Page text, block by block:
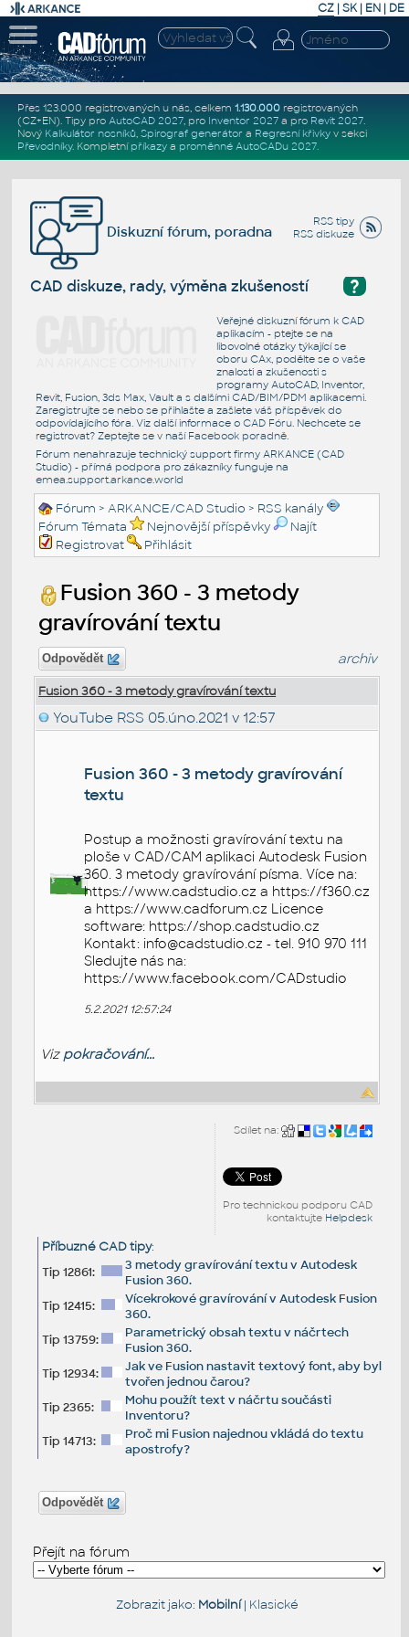
CZ | SK| EN | DE
Přes 123.000 registrovaných u nás, celkem 1.130.000registrovaných
(CZ+EN). Tipy pro AutoCAD 2027, pro Inventor 2027a pro Revit 2027.
Nový Kalkulátor nosníků, Spirograf generátor a Regresní křivkyv sekci
Převodníky. Kompletní příkazya proměnné AutoCADu 2027.
RSS tipy
RSS diskuze
Diskuzní fórum, poradna
?
CAD diskuze, rady, výměna zkušeností
Veřejné diskuzní fórum k CAD
aplikacím - ptejte se na
libovolné otázky týkající se
oboru CAx, podělte se o vaše
znalosti a zkušenosti s
programy AutoCAD, Inventor,
Revit, Fusion, 3ds Max, Vault a s dalšími CAD/BIM/PDM aplikacemi.
Zaregistrujte se nebo se přihlašte a zašlete váš příspěvek do
odpovídajícího fóra. Viz další informace o CAD Fóru. Nechcete se
registrovat? Zeptejte se v naší Facebook poradně.
Fórum nenahrazuje technický support firmy ARKANCE (CAD
Studio) - přímá podpora pro zákazníky funguje na
emea.support.arkance.world
Fórum >ARKANCE/CAD Studio > RSS kanály
Fórum Témata
Nejnovější příspěvky
Najít
Registrovat
Přihlásit
Fusion 360 - 3 metody
gravírování textu
Odpovědět archiv
Fusion 360 - 3 metody gravírování textu
YouTube RSS 05.úno.2021 v 12:57
Fusion 360 - 3 metody gravírování
textu
Postup a možnosti gravírování textu na
ploše v CAD/CAM aplikaci Autodesk Fusion
360. 3 metody gravírování písma. Více na:
https://www.cadstudio.cz a https://f360.cz
a https://www.cadforum.cz Licence
software: https://shop.cadstudio.cz
Kontakt: info@cadstudio.cz - tel. 910 970 111
Sledujte nás na:
https://www.facebook.com/CADstudio
5.2.2021 12:57:24
Viz pokračování...
Sdílet na:
Pro technickou podporu CAD
kontaktujte Helpdesk
Příbuzné CAD tipy:
Tip 12861:
3 metody gravírování textu v Autodesk
Fusion 360.
Tip 12415:
Vícekrokové gravírování v Autodesk Fusion
360.
Tip 13759:
Parametrický obsah textu v náčrtech
Fusion 360.
Tip 12934:
Jak ve Fusion nastavit textový font, aby byl
tvořen jednou čarou?
Tip 2365:
Mohu použít text v náčrtu součásti
Inventoru?
Tip 14713:
Proč mi Fusion najednou vkládá do textu
apostrofy?
Odpovědět
Přejít na fórum
Zobrazit jako: Mobilní| Klasické